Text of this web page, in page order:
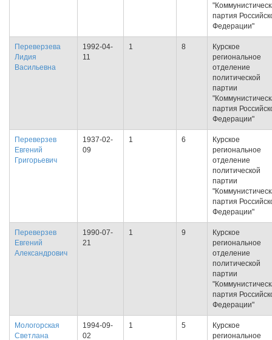
партия
Федерации"
Переверзева
Лидия
Васильевна
1992-04-
11
1 8
Курское
региональное
отделение
политической
партии
партия
Федерации"
Переверзев
Евгений
Григорьевич
1937-02-
09
1 6
Курское
региональное
отделение
политической
партии
партия
Федерации"
Переверзев
Евгений
Александрович
1990-07-
21
1 9
Курское
региональное
отделение
политической
партии
партия
Федерации"
Мологорская
Светлана
1994-09-
02
1 5
Курское
региональное